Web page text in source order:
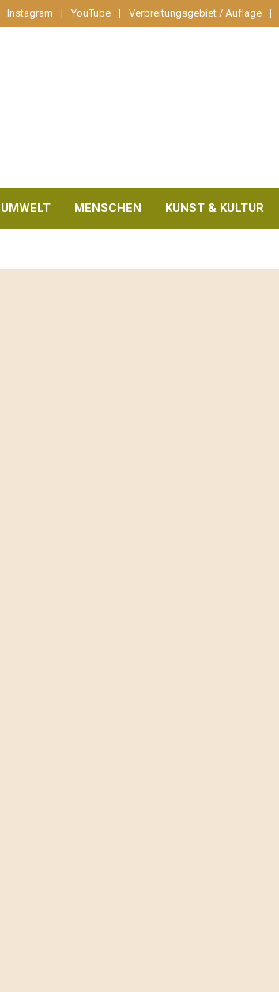
Instagram YouTube Verbreitungsgebiet / Auflage
MENSCHEN KUNST & KULTUR